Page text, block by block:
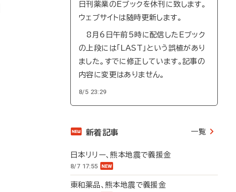
日刊薬業のEブックを休刊に致します。
ウェブサイトは随時更新します。
8月6日午前5時に配信したEブック
の上段には「LAST」という誤植があり
ました。すでに修正しています。記事の
内容に変更はありません。
8/5 23:29
新着記事 一覧
日本リリー、熊本地震で義援金
8/7 17:55
東和薬品、熊本地震で義援金